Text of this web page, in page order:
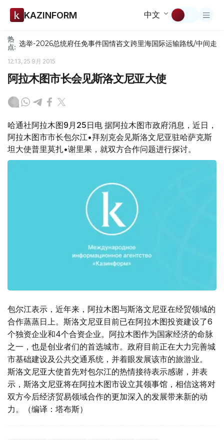
KAZINFORM 中文
热
点: 选举-2026总统府任免事件国情咨文跨里海国际运输路线/中间走廊
12:13, 25 9月 2015
阿拉木图市长会见斯洛文尼亚大使
哈通社阿拉木图9月25日电 据阿拉木图市政府消息，近日，
阿拉木图市市长包尔江•拜别克会见斯洛文尼亚驻哈萨克斯
坦大使普里莫扎•谢里果，就双方合作问题进行探讨。
包尔江表示，近年来，阿拉木图与斯洛文尼亚在经贸领域的
合作蒸蒸日上。斯洛文尼亚目前已在阿拉木图投资建设了6
个独资企业和4个合资企业。阿拉木图作为国家经济的命脉
之一，也是创业者们的首选城市。政府目前正在大力完善城
市基础建设及公共交通系统，并着眼发展该市的旅游业。
斯洛文尼亚大使首先对包尔江的热情接待表示感谢，并表
示，斯洛文尼亚将在阿拉木图市设立其领事馆，相信这将对
双方今后经济贸易领域合作的更加深入的发展带来新的动
力。（编译：塔布斯）